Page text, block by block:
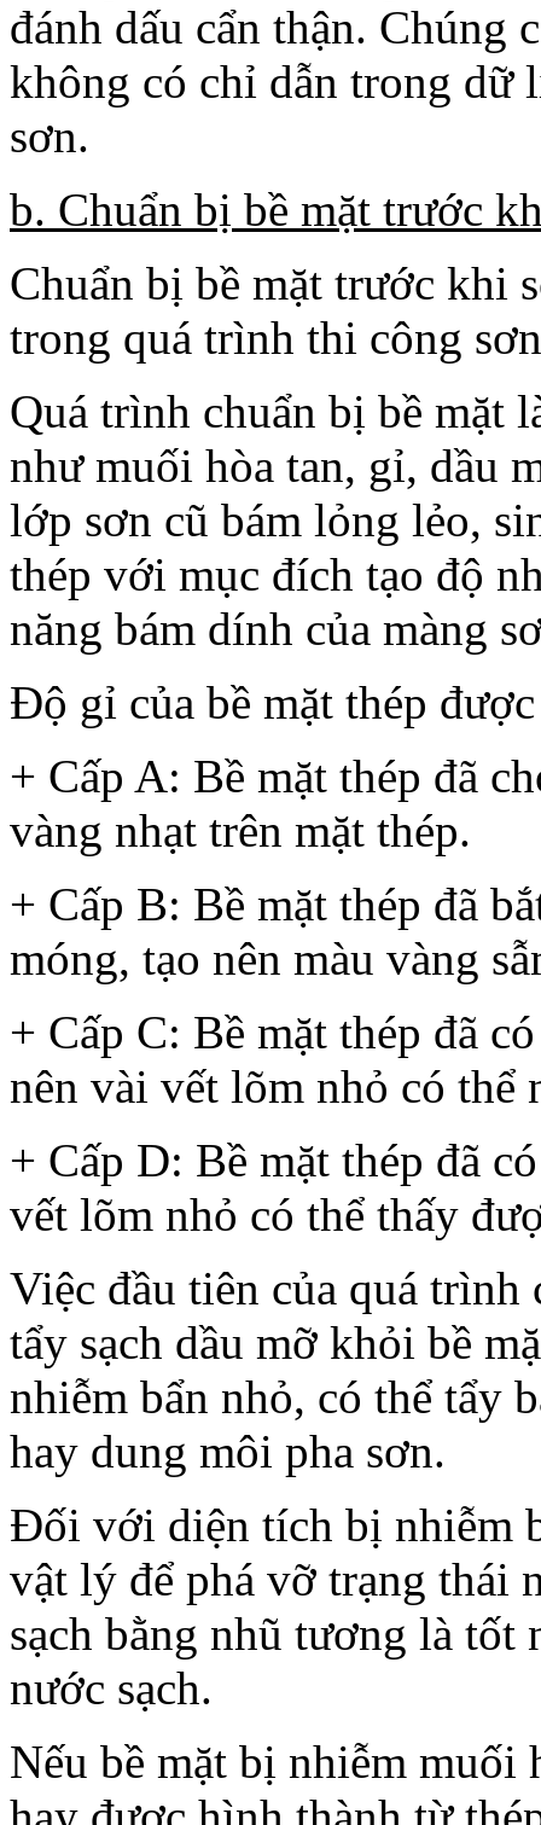
đánh dấu cẩn thận. Chúng
không có chỉ dẫn trong dữ
sơn.
b. Chuẩn bị bề mặt trước
Chuẩn bị bề mặt trước khi
trong quá trình thi công
Quá trình chuẩn bị bề mặt
như muối hòa tan, gỉ, dầu
lớp sơn cũ bám lỏng lẻo,
thép với mục đích tạo độ
năng bám dính của màng
Độ gỉ của bề mặt thép
+ Cấp A: Bề mặt thép đã
vàng nhạt trên mặt thép.
+ Cấp B: Bề mặt thép đã
móng, tạo nên màu vàng
+ Cấp C: Bề mặt thép đã
nên vài vết lõm nhỏ có thể
+ Cấp D: Bề mặt thép đã
vết lõm nhỏ có thể thấy
Việc đầu tiên của quá trình
tẩy sạch dầu mỡ khỏi bề
nhiễm bẩn nhỏ, có thể tẩy
hay dung môi pha sơn.
Đối với diện tích bị nhiễm
vật lý để phá vỡ trạng thái
sạch bằng nhũ tương là tốt
nước sạch.
Nếu bề mặt bị nhiễm muối